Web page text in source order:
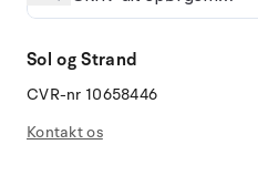
Sol og Strand
CVR-nr 10658446
Kontakt os